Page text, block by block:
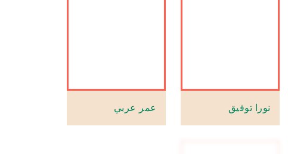
نورا توفيق عمر عربي